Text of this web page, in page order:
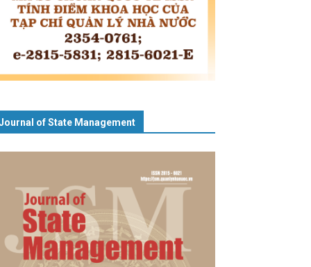
of State Management